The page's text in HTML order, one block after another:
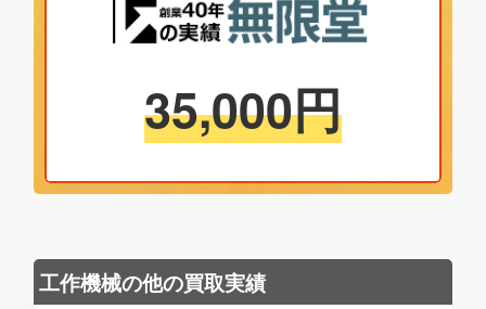
35,000円
工作機械の他の買取実績